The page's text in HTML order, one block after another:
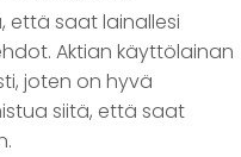
että saat lainallesi
Aktian käyttölainan
joten on hyvä
siitä, että saat